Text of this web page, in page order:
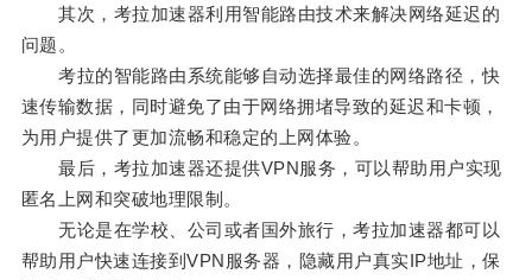
其次，考拉加速器利用智能路由技术来解决网络延迟的
问题。
考拉的智能路由系统能够自动选择最佳的网络路径，快
速传输数据，同时避免了由于网络拥堵导致的延迟和卡顿，
为用户提供了更加流畅和稳定的上网体验。
最后，考拉加速器还提供VPN服务，可以帮助用户实现
匿名上网和突破地理限制。
无论是在学校、公司或者国外旅行，考拉加速器都可以
帮助用户快速连接到VPN服务器，隐藏用户真实IP地址，保